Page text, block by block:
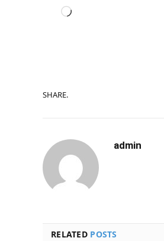
Carregando...
SHARE.
admin
RELATED POSTS